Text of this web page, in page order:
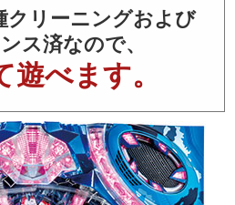
クリーニングおよび
ス済なので、
遊べます。